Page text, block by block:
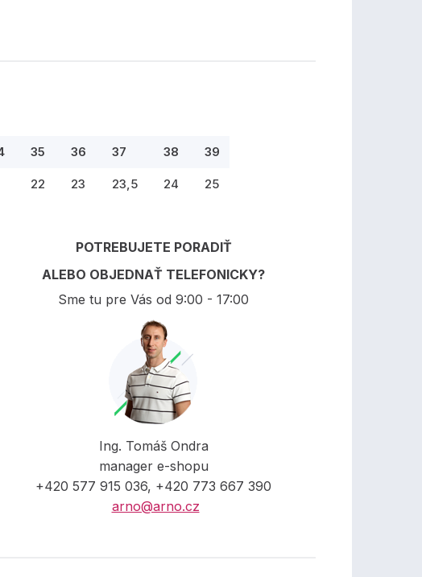
35 36 37 38 39
22 23 23,5 24 25
POTREBUJETE PORADIŤ
ALEBO OBJEDNAŤ TELEFONICKY?
Sme tu pre Vás od 9:00 - 17:00
Ing. Tomáš Ondra
manager e-shopu
+420 577 915 036, +420 773 667 390
arno@arno.cz